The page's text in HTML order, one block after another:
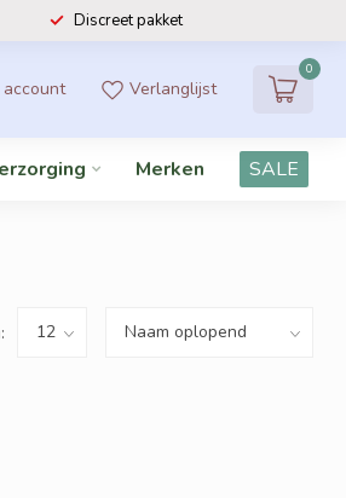
Discreet pakket
account Verlanglijst
0
Merken SALE